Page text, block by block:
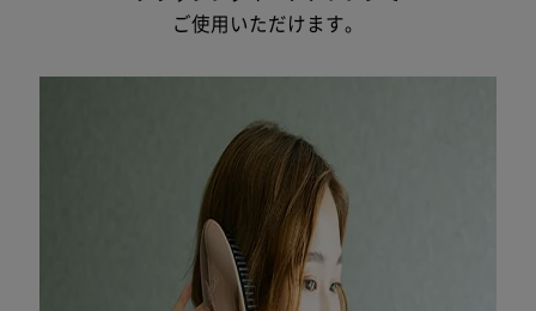
ご使用いただけます。